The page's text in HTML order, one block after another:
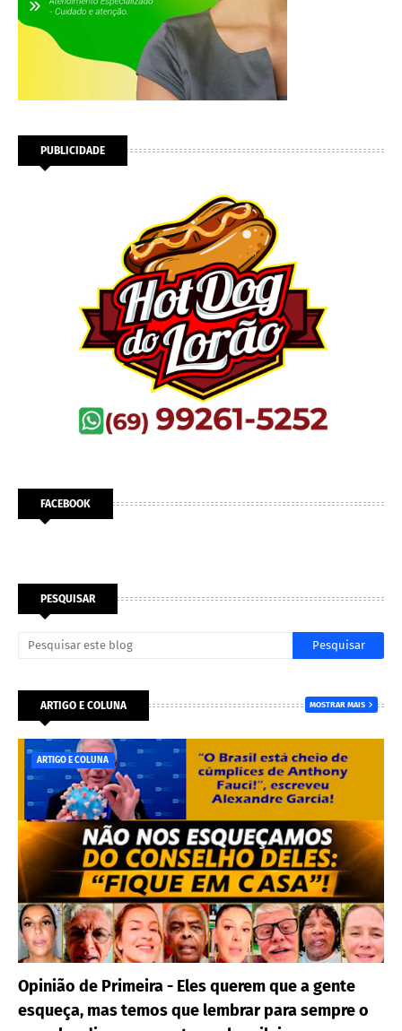
PUBLICIDADE
FACEBOOK
PESQUISAR
ARTIGO E COLUNA MOSTRAR MAIS
ARTIGO E COLUNA
Opinião de Primeira - Eles querem que a gente
esqueça, mas temos que lembrar para sempre o